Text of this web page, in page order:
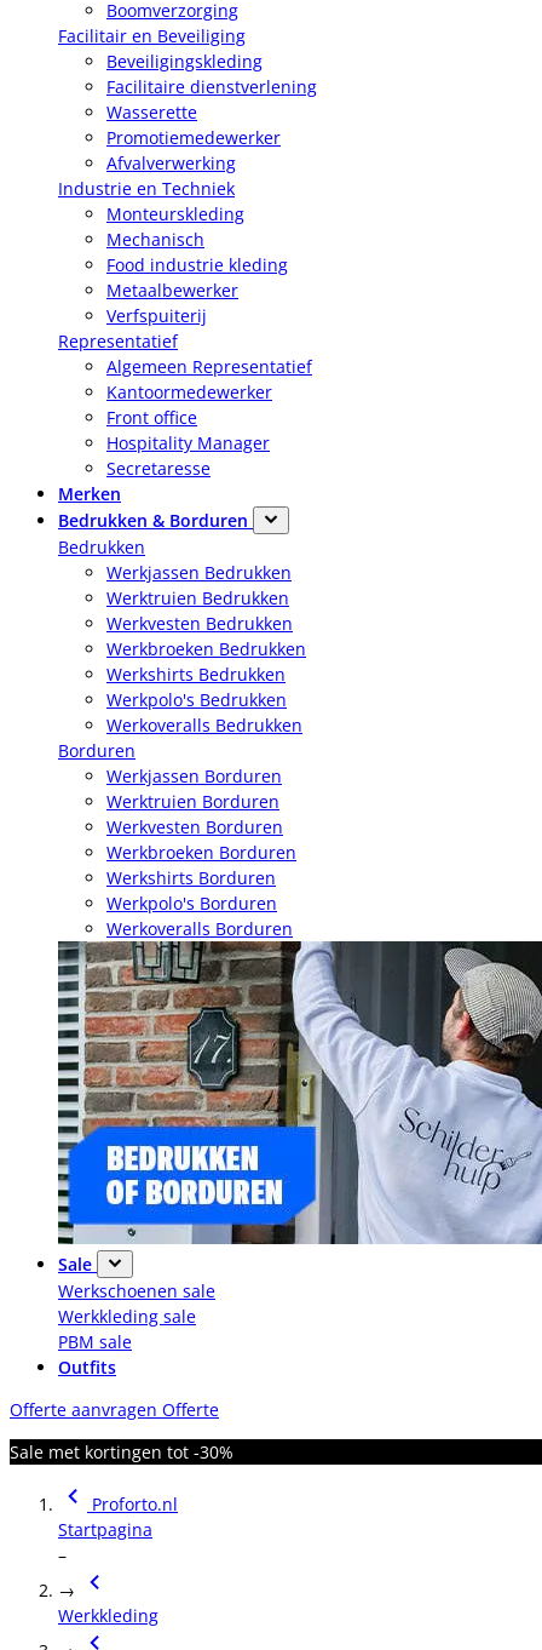
Boomverzorging
Facilitair en Beveiliging
Beveiligingskleding
Facilitaire dienstverlening
Wasserette
Promotiemedewerker
Afvalverwerking
Industrie en Techniek
Monteurskleding
Mechanisch
Food industrie kleding
Metaalbewerker
Verfspuiterij
Representatief
Algemeen Representatief
Kantoormedewerker
Front office
Hospitality Manager
Secretaresse
Merken
Bedrukken & Borduren
Bedrukken
Werkjassen Bedrukken
Werktruien Bedrukken
Werkvesten Bedrukken
Werkbroeken Bedrukken
Werkshirts Bedrukken
Werkpolo's Bedrukken
Werkoveralls Bedrukken
Borduren
Werkjassen Borduren
Werktruien Borduren
Werkvesten Borduren
Werkbroeken Borduren
Werkshirts Borduren
Werkpolo's Borduren
Werkoveralls Borduren
Sale
Werkschoenen sale
Werkkleding sale
PBM sale
Outfits
Offerte aanvragen Offerte
Sale met kortingen tot -30%
Proforto.nl
Startpagina
–
→
Werkkleding